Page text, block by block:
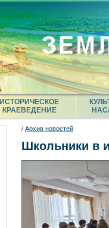
ИСТОРИЧЕСКОЕ
КРАЕВЕДЕНИЕ
/ Архив новостей
Школьники в